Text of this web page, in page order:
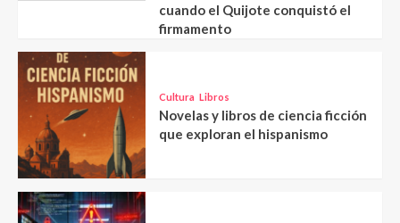
cuando el Quijote conquistó el
firmamento
Cultura Libros
Novelas y libros de ciencia ficción
que exploran el hispanismo